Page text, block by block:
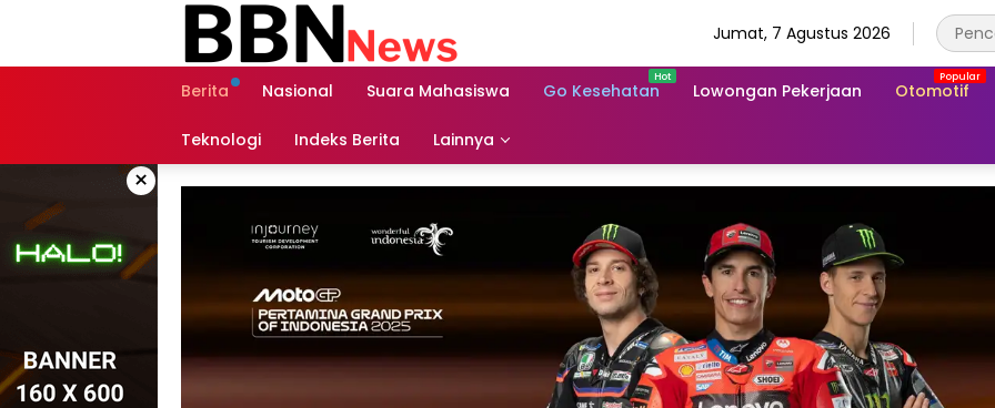
Jumat, 7 Agustus 2026
Berita Nasional Suara Mahasiswa Go Kesehatan Lowongan Pekerjaan Otomotif
Teknologi Indeks Berita Lainnya
×